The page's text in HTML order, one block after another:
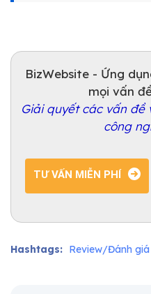
BizWebsite - Ứng
mọi vấn
Giải quyết các vấn
công
TƯ VẤN MIỄN PHÍ
Hashtags: Review/Đánh